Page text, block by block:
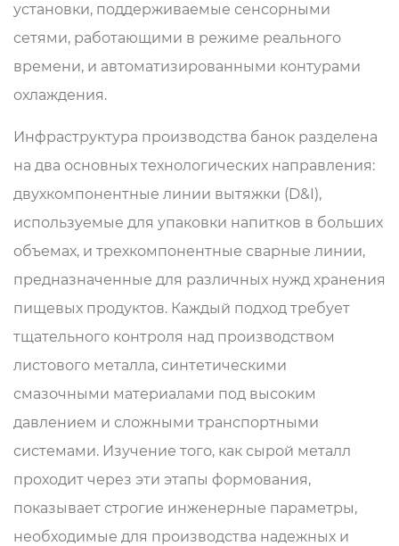
установки, поддерживаемые сенсорными
сетями, работающими в режиме реального
времени, и автоматизированными контурами
охлаждения.
Инфраструктура производства банок разделена
на два основных технологических направления:
двухкомпонентные линии вытяжки (D&I),
используемые для упаковки напитков в больших
объемах, и трехкомпонентные сварные линии,
предназначенные для различных нужд хранения
пищевых продуктов. Каждый подход требует
тщательного контроля над производством
листового металла, синтетическими
смазочными материалами под высоким
давлением и сложными транспортными
системами. Изучение того, как сырой металл
проходит через эти этапы формования,
показывает строгие инженерные параметры,
необходимые для производства надежных и